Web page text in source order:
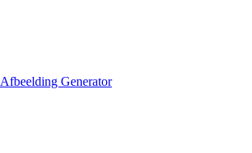
Afbeelding Generator